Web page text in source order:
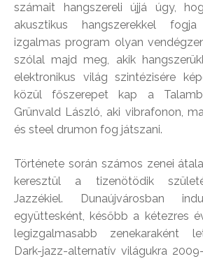
számait hangszereli újjá úgy,
akusztikus hangszerekkel
izgalmas program olyan
szólal majd meg, akik
elektronikus világ szintézisére
közül főszerepet kap a
Grünvald László, aki vibrafonon,
és steel drumon fog játszani.
Története során számos zenei
keresztül a tizenötödik
Jazzékiel. Dunaújvárosban
együttesként, később a kétezres
legizgalmasabb zenekaraként
Dark-jazz-alternatív világukra